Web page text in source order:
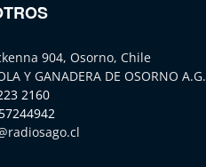
904, Osorno, Chile
Y GANADERA DE OSORNO A.G.
2160